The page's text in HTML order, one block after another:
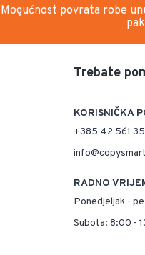
Mogućnost povrata robe
Trebate
KORISNIČKA
+385 42 561
RADNO
Ponedjeljak -
Subota: 8:00 -